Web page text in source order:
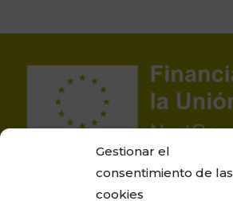
Gestionar el
consentimiento de las
cookies